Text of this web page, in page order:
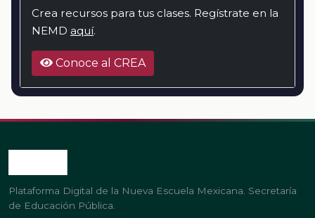
Crea recursos para tus clases. Regístrate en la
NEMD aquí.
Conoce al CREA
Plataforma Digital de la Nueva Escuela Mexicana. Secretaría
de Educación Pública.